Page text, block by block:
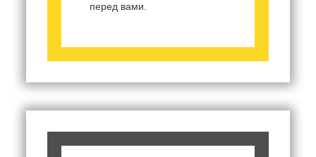
перед вами.